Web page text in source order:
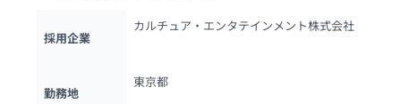
採用企業
カルチュア・エンタテインメント株式会社
勤務地
東京都